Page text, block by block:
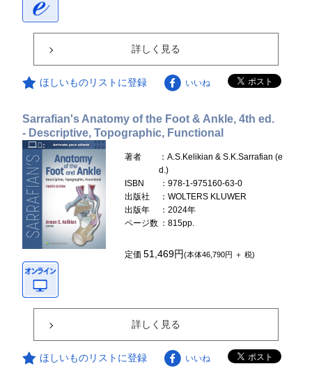
詳しく見る
ほしいものリストに登録 いいね
Sarrafian's Anatomy of the Foot & Ankle, 4th ed.
- Descriptive, Topographic, Functional
著者
：A.S.Kelikian & S.K.Sarrafian (e
d.)
ISBN
：978-1-975160-63-0
出版社
：WOLTERS KLUWER
出版年
：2024年
ページ数 ：815pp.
定価51,469円(本体46,790円 ＋ 税)
詳しく見る
ほしいものリストに登録 いいね